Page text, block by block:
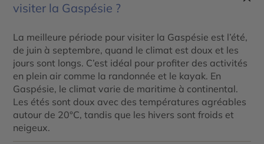
visiter la Gaspésie ?
La meilleure période pour visiter la Gaspésie est l’été,
de juin à septembre, quand le climat est doux et les
jours sont longs. C’est idéal pour profiter des activités
en plein air comme la randonnée et le kayak. En
Gaspésie, le climat varie de maritime à continental.
Les étés sont doux avec des températures agréables
autour de 20°C, tandis que les hivers sont froids et
neigeux.